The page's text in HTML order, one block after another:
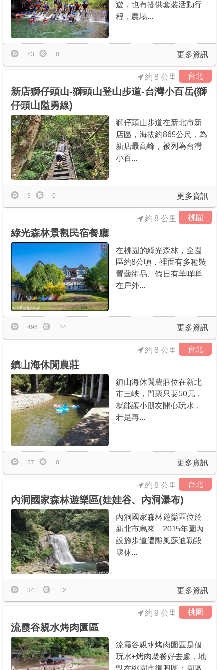
遊，也有提供套裝活動行
程，農場...
更多資訊
23 0
台北
新店獅仔頭山-獅頭山登山步道-台灣小百岳(獅
仔頭山隘勇線)
約 8 公里
獅仔頭山步道在新北市新
店區，海拔約869公尺，為
新店最高峰，被列為台灣
小百...
更多資訊
9 0
桃園
綠光森林景觀民宿餐廳
約 8 公里
在桃園的綠光森林，全園
區約8公頃，裡面有多種裝
置藝術品、假日有羊咩咩
在戶外...
更多資訊
496 24
台北
鎮山海休閒農莊
約 8 公里
鎮山海休閒農莊位在新北
市三峽，門票只要50元，
就能讓小朋友開心玩水，
若是再...
更多資訊
37 0
台北
內洞國家森林遊樂區(娃娃谷、內洞瀑布)
約 8 公里
內洞國家森林遊樂區位於
新北市烏來，2015年園內
設施步道遭颱風蘇迪勒毀
壞休...
更多資訊
341 12
桃園
流霞谷親水烤肉園區
約 9 公里
流霞谷親水烤肉園區是個
玩水+烤肉聚餐好去處，地
點在桃園市復興區；園區